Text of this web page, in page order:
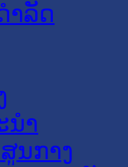
າລັດ
ນໍາ
ນກາງ